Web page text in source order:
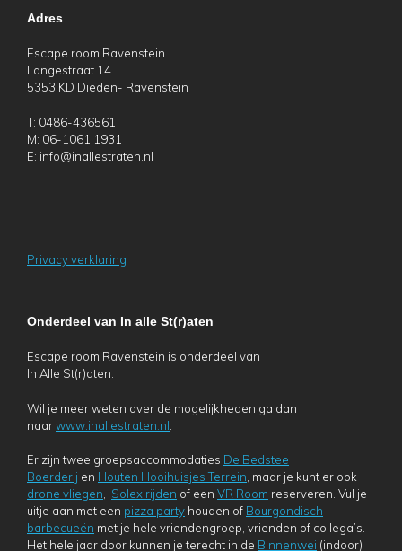
Adres
Escape room Ravenstein
Langestraat 14
5353 KD Dieden- Ravenstein
T: 0486-436561
M: 06-1061 1931
E: info@inallestraten.nl
Privacy verklaring
Onderdeel van In alle St(r)aten
Escape room Ravenstein is onderdeel van
In Alle St(r)aten.
Wil je meer weten over de mogelijkheden ga dan
naarwww.inallestraten.nl
Er zijn twee groepsaccommodaties De Bedstee
Boerderij en Houten Hooihuisjes Terrein, maar je kunt er ook
drone vliegen, Solex rijden of een VR Room reserveren. Vul je
uitje aan met een pizza party houden of Bourgondisch
barbecueën met je hele vriendengroep, vrienden of collega’s.
Het hele jaar door kunnen je terecht in de Binnenwei (indoor)